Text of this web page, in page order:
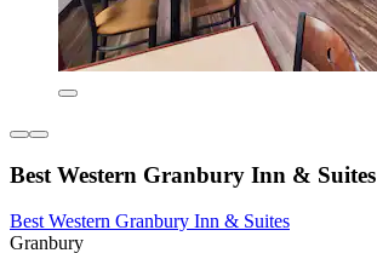
Best Western Granbury Inn & Suites
Best Western Granbury Inn & Suites
Granbury